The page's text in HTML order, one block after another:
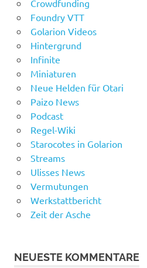
Crowdfunding
Foundry VTT
Golarion Videos
Hintergrund
Infinite
Miniaturen
Neue Helden für Otari
Paizo News
Podcast
Regel-Wiki
Starocotes in Golarion
Streams
Ulisses News
Vermutungen
Werkstattbericht
Zeit der Asche
NEUESTE KOMMENTARE